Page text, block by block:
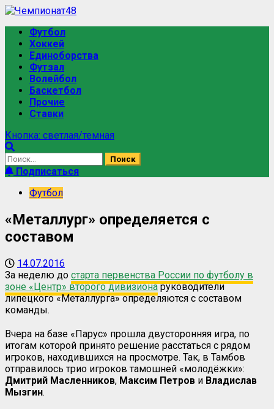
Футбол
Хоккей
Единоборства
Футзал
Волейбол
Баскетбол
Прочие
Ставки
Кнопка: светлая/темная
Подписаться
Футбол
«Металлург» определяется с
составом
14.07.2016
За неделю до старта первенства России по футболу в
зоне «Центр» второго дивизионаруководители
липецкого «Металлурга» определяются с составом
команды.
Вчера на базе «Парус» прошла двусторонняя игра, по
итогам которой принято решение расстаться с рядом
игроков, находившихся на просмотре. Так, в Тамбов
отправилось трио игроков тамошней «молодёжки»:
Дмитрий Масленников, Максим Петров и Владислав
Мызгин.